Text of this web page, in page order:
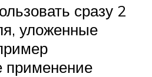
сразу 2
уложенные
применение